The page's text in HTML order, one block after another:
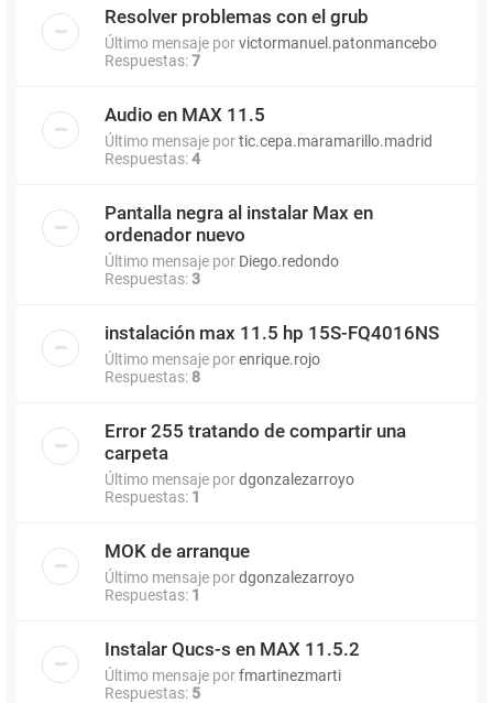
Resolver problemas con el grub
Último mensaje porvictormanuel.patonmancebo
Respuestas:7
Audio en MAX 11.5
Último mensaje portic.cepa.maramarillo.madrid
Respuestas:4
Pantalla negra al instalar Max en
ordenador nuevo
Último mensaje por Diego.redondo
Respuestas:3
instalación max 11.5 hp 15S-FQ4016NS
Último mensaje porenrique.rojo
Respuestas: 8
Error 255 tratando de compartir una
carpeta
Último mensaje pordgonzalezarroyo
Respuestas: 1
MOK de arranque
Último mensaje pordgonzalezarroyo
Respuestas: 1
Instalar Qucs-s en MAX 11.5.2
Último mensaje porfmartinezmarti
Respuestas: 5